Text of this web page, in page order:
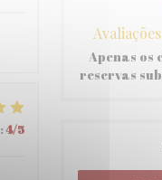
:4/5
Apenas os
reservas